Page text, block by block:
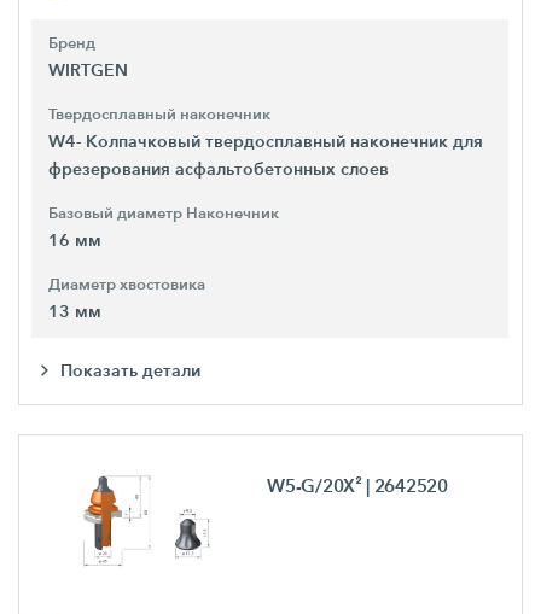
Бренд
WIRTGEN
Твердосплавный наконечник
W4- Колпачковый твердосплавный наконечник для
фрезерования асфальтобетонных слоев
Базовый диаметр Наконечник
16 мм
Диаметр хвостовика
13 мм
Показать детали
W5-G/20X² | 2642520